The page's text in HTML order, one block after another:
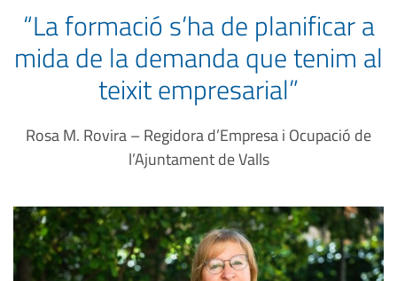
“La formació s’ha de planificar a
mida de la demanda que tenim al
teixit empresarial”
Rosa M. Rovira – Regidora d’Empresa i Ocupació de
l’Ajuntament de Valls